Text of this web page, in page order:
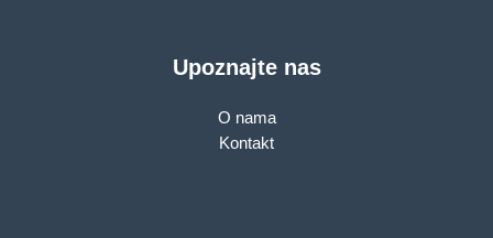
Upoznajte nas
O nama
Kontakt